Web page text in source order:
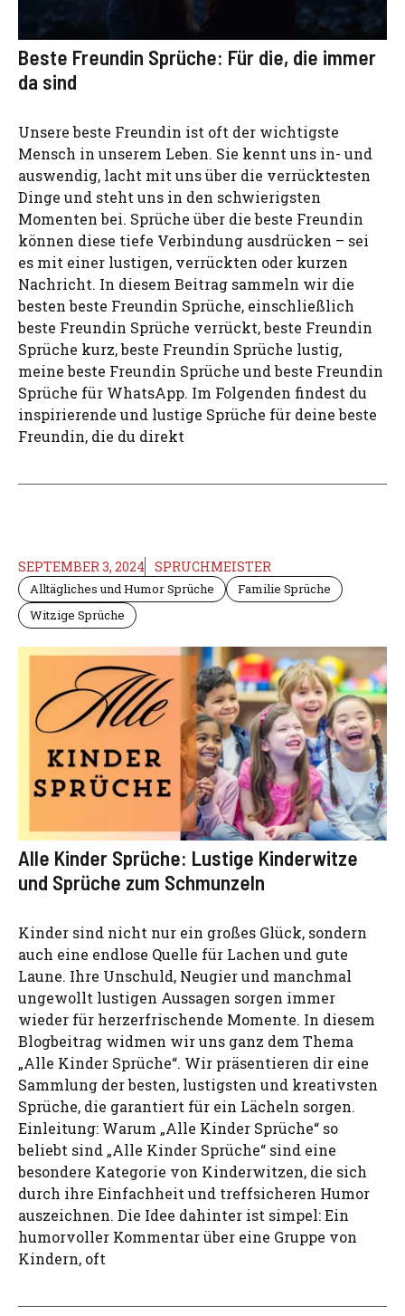
Beste Freundin Sprüche: Für die, die immer
da sind
Unsere beste Freundin ist oft der wichtigste
Mensch in unserem Leben. Sie kennt uns in- und
auswendig, lacht mit uns über die verrücktesten
Dinge und steht uns in den schwierigsten
Momenten bei. Sprüche über die beste Freundin
können diese tiefe Verbindung ausdrücken – sei
es mit einer lustigen, verrückten oder kurzen
Nachricht. In diesem Beitrag sammeln wir die
besten beste Freundin Sprüche, einschließlich
beste Freundin Sprüche verrückt, beste Freundin
Sprüche kurz, beste Freundin Sprüche lustig,
meine beste Freundin Sprüche und beste Freundin
Sprüche für WhatsApp. Im Folgenden findest du
inspirierende und lustige Sprüche für deine beste
Freundin, die du direkt
SEPTEMBER 3, 2024 SPRUCHMEISTER
Alltägliches und Humor Sprüche
Familie Sprüche
Witzige Sprüche
Alle Kinder Sprüche: Lustige Kinderwitze
und Sprüche zum Schmunzeln
Kinder sind nicht nur ein großes Glück, sondern
auch eine endlose Quelle für Lachen und gute
Laune. Ihre Unschuld, Neugier und manchmal
ungewollt lustigen Aussagen sorgen immer
wieder für herzerfrischende Momente. In diesem
Blogbeitrag widmen wir uns ganz dem Thema
„Alle Kinder Sprüche“. Wir präsentieren dir eine
Sammlung der besten, lustigsten und kreativsten
Sprüche, die garantiert für ein Lächeln sorgen.
Einleitung: Warum „Alle Kinder Sprüche“ so
beliebt sind „Alle Kinder Sprüche“ sind eine
besondere Kategorie von Kinderwitzen, die sich
durch ihre Einfachheit und treffsicheren Humor
auszeichnen. Die Idee dahinter ist simpel: Ein
humorvoller Kommentar über eine Gruppe von
Kindern, oft